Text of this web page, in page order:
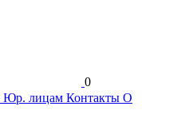
0
Юр. лицам Контакты О